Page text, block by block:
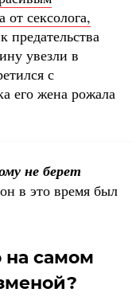
сексолога,
предательства
увезли в
с
его жена рожала
не берет
в это время был
на самом